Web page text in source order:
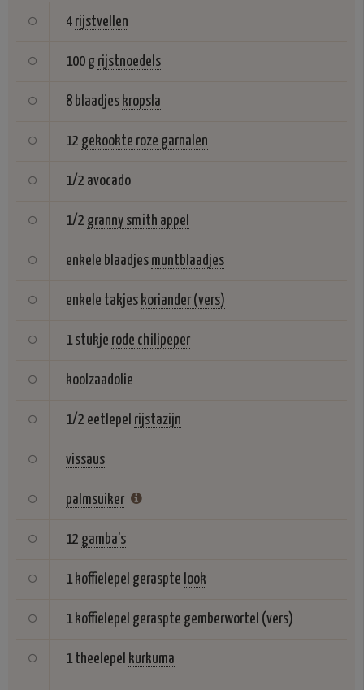
4 rijstvellen
100 g rijstnoedels
8 blaadjes kropsla
12 gekookte roze garnalen
1/2 avocado
1/2 granny smith appel
enkele blaadjes muntblaadjes
enkele takjes koriander (vers)
1 stukje rode chilipeper
koolzaadolie
1/2 eetlepel rijstazijn
vissaus
palmsuiker
12 gamba's
1 koffielepel geraspte look
1 koffielepel geraspte gemberwortel (vers)
1 theelepel kurkuma